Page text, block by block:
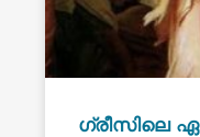
ഗ്രീസിലെ